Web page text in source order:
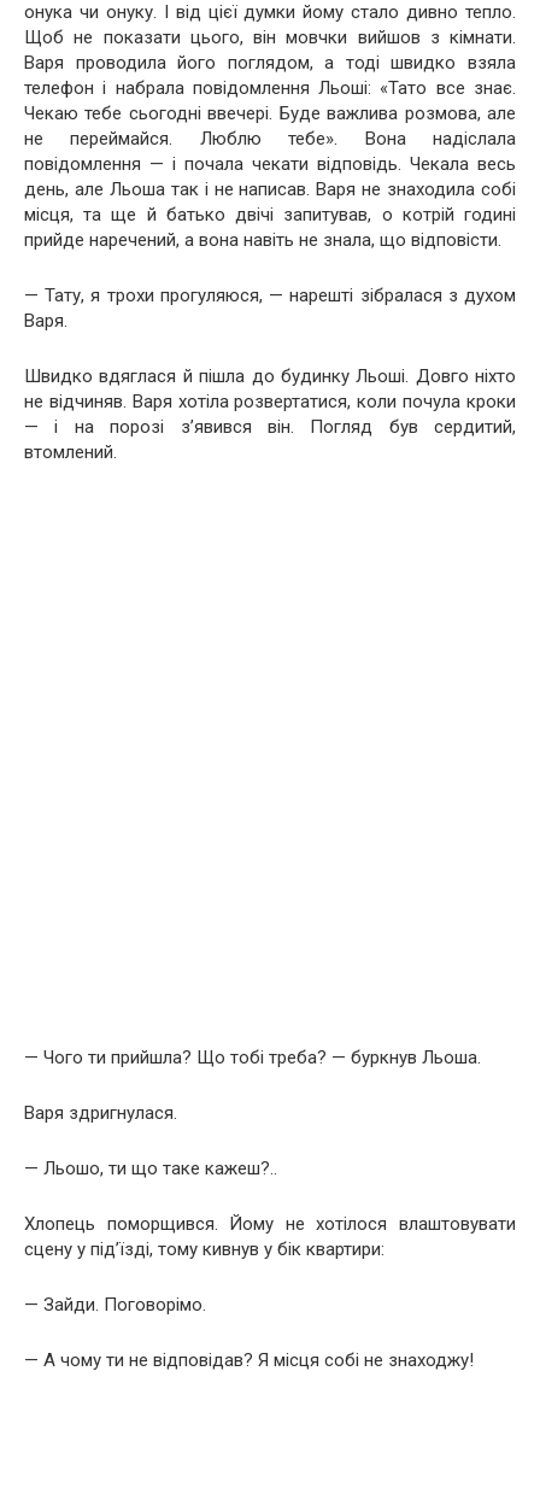
онука чи онуку. І від цієї думки йому стало дивно тепло.
Щоб не показати цього, він мовчки вийшов з кімнати.
Варя проводила його поглядом, а тоді швидко взяла
телефон і набрала повідомлення Льоші: «Тато все знає.
Чекаю тебе сьогодні ввечері. Буде важлива розмова, але
не переймайся. Люблю тебе». Вона надіслала
повідомлення — і почала чекати відповідь. Чекала весь
день, але Льоша так і не написав. Варя не знаходила собі
місця, та ще й батько двічі запитував, о котрій годині
прийде наречений, а вона навіть не знала, що відповісти.
— Тату, я трохи прогуляюся, — нарешті зібралася з духом
Варя.
Швидко вдяглася й пішла до будинку Льоші. Довго ніхто
не відчиняв. Варя хотіла розвертатися, коли почула кроки
— і на порозі з’явився він. Погляд був сердитий,
втомлений.
— Чого ти прийшла? Що тобі треба? — буркнув Льоша.
Варя здригнулася.
— Льошо, ти що таке кажеш?..
Хлопець поморщився. Йому не хотілося влаштовувати
сцену у під’їзді, тому кивнув у бік квартири:
— Зайди. Поговорімо.
— А чому ти не відповідав? Я місця собі не знаходжу!